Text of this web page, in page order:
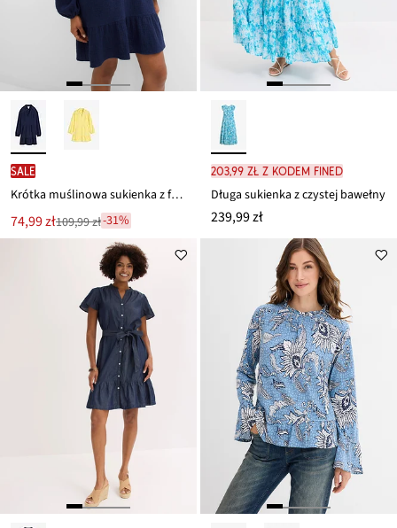
SALE
Krótka muślinowa sukienka z falban
Nowa
cena
74,99 zł
Przeceniono
109,99 zł-31%
203,99 zł z kodem FINED
Długa sukienka z czystej bawełny
239,99 zł